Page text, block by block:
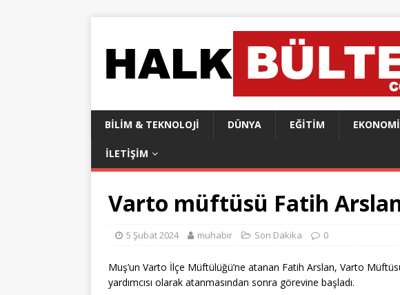
BILIM & TEKNOLOJI DÜNYA EĞITIM EKONOMI
İLETIŞIM
Varto müftüsü Fatih
5 Şubat 2024 muhabir Son Dakika 0
Muş’un Varto İlçe Müftülüğü’ne atanan Fatih Arslan, Varto
yardımcısı olarak atanmasından sonra görevine başladı.